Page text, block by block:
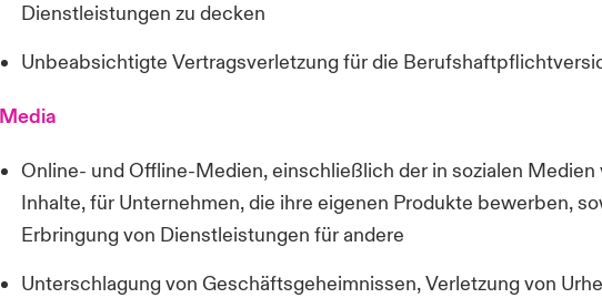
Dienstleistungen zu decken
Unbeabsichtigte Vertragsverletzungfür die
Media
Online- und Offline-Medien, einschließlich der in sozialen
Inhalte, für Unternehmen, die ihre eigenen Produkte bewerben,
Erbringung von Dienstleistungen für andere
Unterschlagung von Geschäftsgeheimnissen, Verletzung von